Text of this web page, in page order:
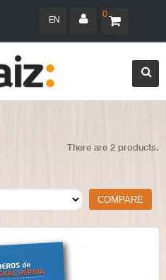
0
EN
There are 2 products.